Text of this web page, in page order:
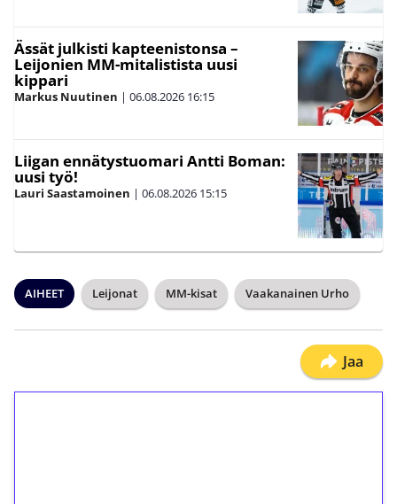
Ässät julkisti kapteenistonsa –
Leijonien MM-mitalistista uusi
kippari
Markus Nuutinen | 06.08.2026 16:15
Liigan ennätystuomari Antti Boman:
uusi työ!
Lauri Saastamoinen | 06.08.2026 15:15
AIHEET Leijonat MM-kisat Vaakanainen Urho
Jaa